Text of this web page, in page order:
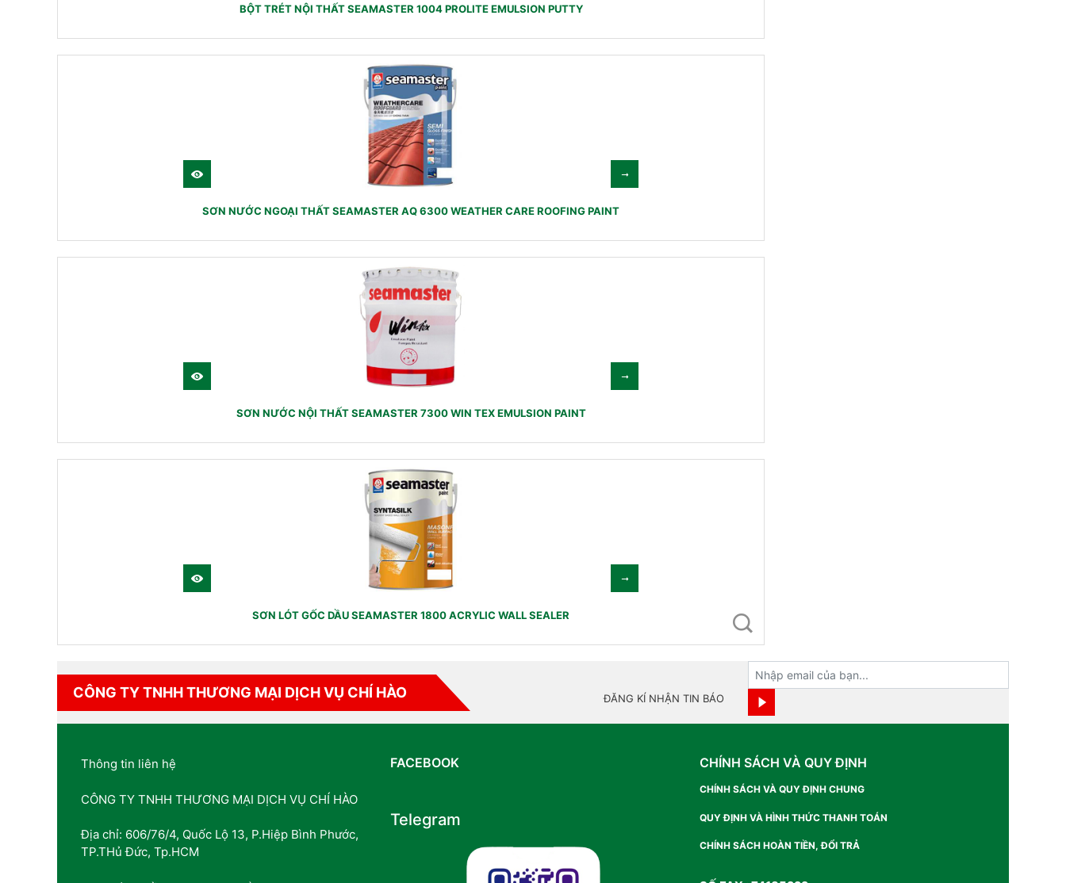
BỘT TRÉT NỘI THẤT SEAMASTER 1004 PROLITE EMULSION PUTTY
SƠN NƯỚC NGOẠI THẤT SEAMASTER AQ 6300 WEATHER CARE ROOFING PAINT
SƠN NƯỚC NỘI THẤT SEAMASTER 7300 WIN TEX EMULSION PAINT
SƠN LÓT GỐC DẦU SEAMASTER 1800 ACRYLIC WALL SEALER
CÔNG TY TNHH THƯƠNG MẠI DỊCH VỤ CHÍ HÀO ĐĂNG KÍ NHẬN TIN BÁO
Thông tin liên hệ
CÔNG TY TNHH THƯƠNG MẠI DỊCH VỤ CHÍ HÀO
Địa chỉ: 606/76/4, Quốc Lộ 13, P.Hiệp Bình Phước,
TP.THủ Đức, Tp.HCM
FACEBOOK
Telegram
CHÍNH SÁCH VÀ QUY ĐỊNH
CHÍNH SÁCH VÀ QUY ĐỊNH CHUNG
QUY ĐỊNH VÀ HÌNH THỨC THANH TOÁN
CHÍNH SÁCH HOÀN TIỀN, ĐỔI TRẢ